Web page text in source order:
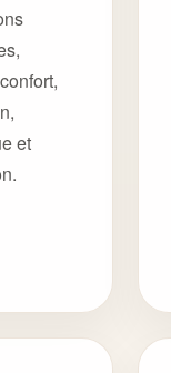
et